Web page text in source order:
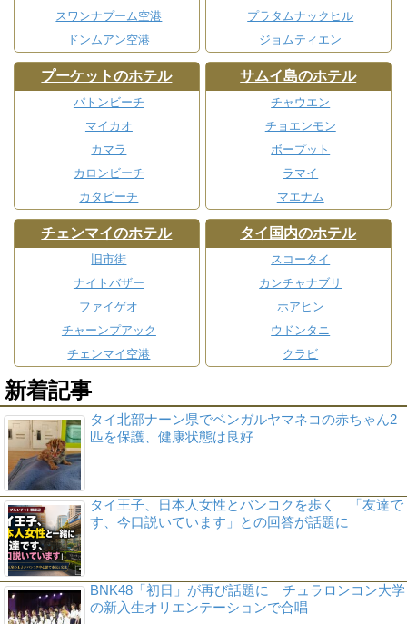
スワンナプーム空港
ドンムアン空港
プラタムナックヒル
ジョムティエン
プーケットのホテル
パトンビーチ
マイカオ
カマラ
カロンビーチ
カタビーチ
サムイ島のホテル
チャウエン
チョエンモン
ボープット
ラマイ
マエナム
チェンマイのホテル
旧市街
ナイトバザー
ファイゲオ
チャーンプアック
チェンマイ空港
タイ国内のホテル
スコータイ
カンチャナブリ
ホアヒン
ウドンタニ
クラビ
新着記事
タイ北部ナーン県でベンガルヤマネコの赤ちゃん2
匹を保護、健康状態は良好
タイ王子、日本人女性とバンコクを歩く 「友達で
す、今口説いています」との回答が話題に
BNK48「初日」が再び話題に チュラロンコン大学
の新入生オリエンテーションで合唱